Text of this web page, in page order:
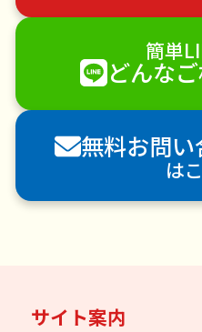
DIY・日曜大工
雪かき・雪下
襖（ふすま）の張替え
害獣駆除
防草シ
害
簡単
どんな
無料お問
は
サイト案内